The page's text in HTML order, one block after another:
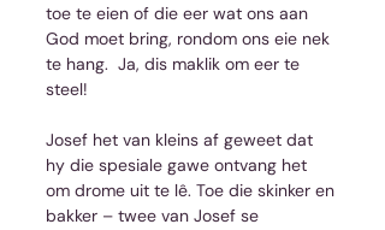
toe te eien of die eer wat ons aan
God moet bring, rondom ons eie nek
te hang.  Ja, dis maklik om eer te
steel!
Josef het van kleins af geweet dat
hy die spesiale gawe ontvang het
om drome uit te lê. Toe die skinker en
bakker – twee van Josef se